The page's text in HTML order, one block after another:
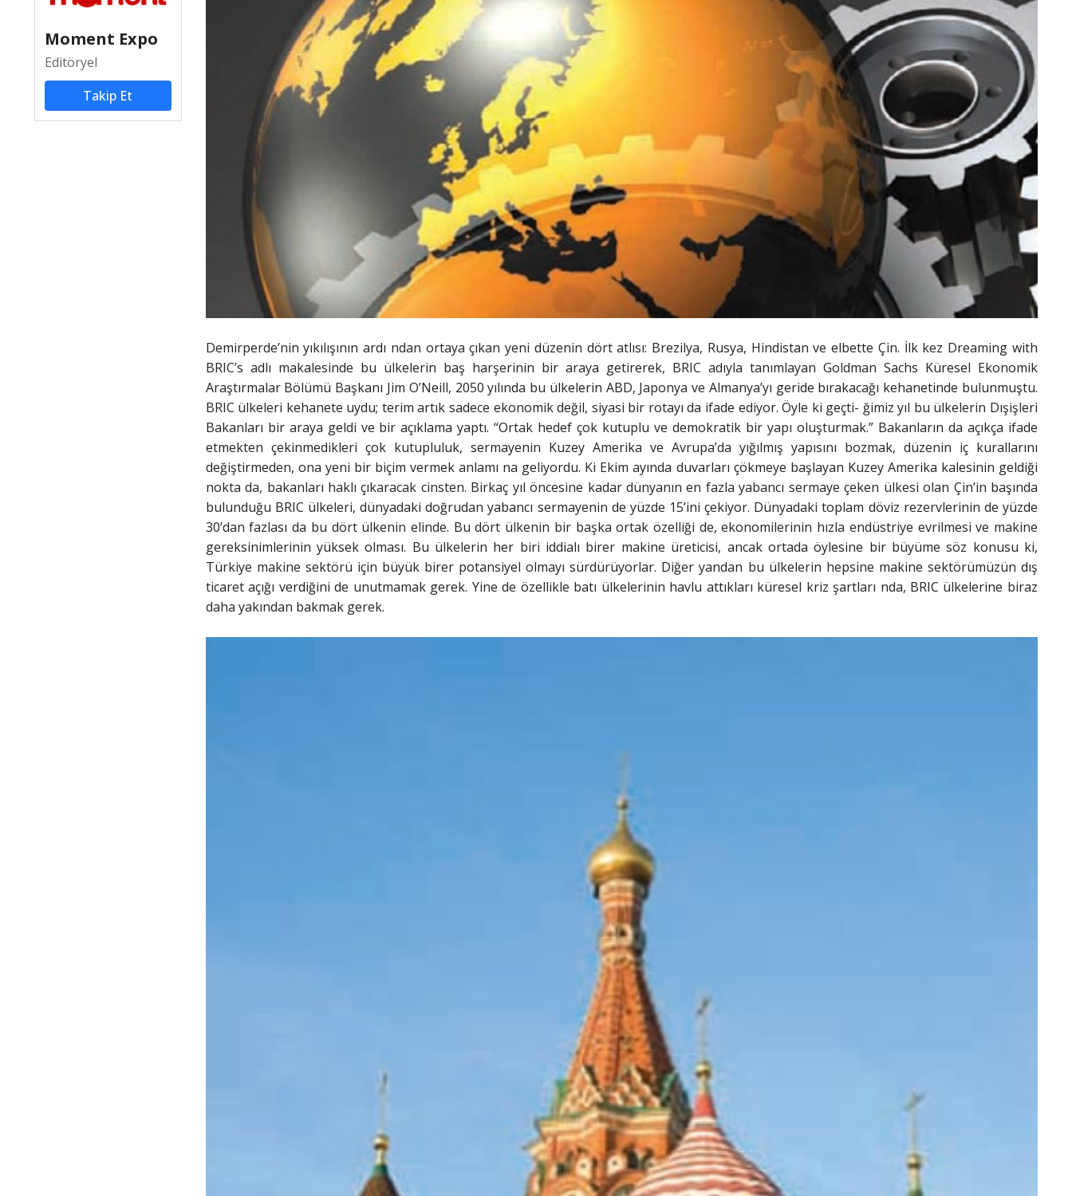
Moment Expo
Editöryel
Takip Et
Demirperde’nin yıkılışının ardı ndan ortaya çıkan yeni düzenin dört atlısı: Brezilya, Rusya, Hindistan ve elbette Çin. İlk kez Dreaming with
BRIC’s adlı makalesinde bu ülkelerin baş harşerinin bir araya getirerek, BRIC adıyla tanımlayan Goldman Sachs Küresel Ekonomik
Araştırmalar Bölümü Başkanı Jim O’Neill, 2050 yılında bu ülkelerin ABD, Japonya ve Almanya’yı geride bırakacağı kehanetinde bulunmuştu.
BRIC ülkeleri kehanete uydu; terim artık sadece ekonomik değil, siyasi bir rotayı da ifade ediyor. Öyle ki geçti- ğimiz yıl bu ülkelerin Dışişleri
Bakanları bir araya geldi ve bir açıklama yaptı. “Ortak hedef çok kutuplu ve demokratik bir yapı oluşturmak.” Bakanların da açıkça ifade
etmekten çekinmedikleri çok kutupluluk, sermayenin Kuzey Amerika ve Avrupa’da yığılmış yapısını bozmak, düzenin iç kurallarını
değiştirmeden, ona yeni bir biçim vermek anlamı na geliyordu. Ki Ekim ayında duvarları çökmeye başlayan Kuzey Amerika kalesinin geldiği
nokta da, bakanları haklı çıkaracak cinsten. Birkaç yıl öncesine kadar dünyanın en fazla yabancı sermaye çeken ülkesi olan Çin’in başında
bulunduğu BRIC ülkeleri, dünyadaki doğrudan yabancı sermayenin de yüzde 15’ini çekiyor. Dünyadaki toplam döviz rezervlerinin de yüzde
30’dan fazlası da bu dört ülkenin elinde. Bu dört ülkenin bir başka ortak özelliği de, ekonomilerinin hızla endüstriye evrilmesi ve makine
gereksinimlerinin yüksek olması. Bu ülkelerin her biri iddialı birer makine üreticisi, ancak ortada öylesine bir büyüme söz konusu ki,
Türkiye makine sektörü için büyük birer potansiyel olmayı sürdürüyorlar. Diğer yandan bu ülkelerin hepsine makine sektörümüzün dış
ticaret açığı verdiğini de unutmamak gerek. Yine de özellikle batı ülkelerinin havlu attıkları küresel kriz şartları nda, BRIC ülkelerine biraz
daha yakından bakmak gerek.